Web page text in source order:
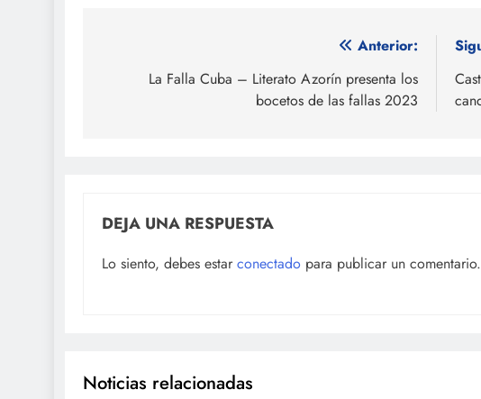
Anterior:
La Falla Cuba – Literato Azorín presenta los
bocetos de las fallas 2023
DEJA UNA RESPUESTA
Lo siento, debes estar conectado para publicar un comentario.
Noticias relacionadas